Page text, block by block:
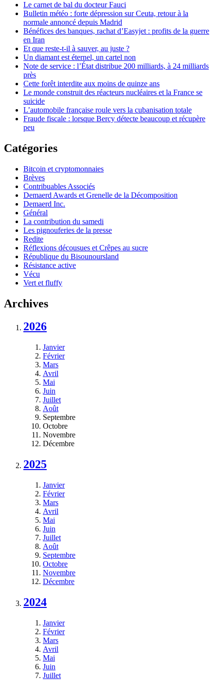
Le carnet de bal du docteur Fauci
Bulletin météo : forte dépression sur Ceuta, retour à la
normale annoncé depuis Madrid
Bénéfices des banques, rachat d’Easyjet : profits de la guerre
en Iran
Et que reste-t-il à sauver, au juste ?
Un diamant est éternel, un cartel non
Note de service : l’État distribue 200 milliards, à 24 milliards
près
Cette forêt interdite aux moins de quinze ans
Le monde construit des réacteurs nucléaires et la France se
suicide
L’automobile française roule vers la cubanisation totale
Fraude fiscale : lorsque Bercy détecte beaucoup et récupère
peu
Catégories
Bitcoin et cryptomonnaies
Brèves
Contribuables Associés
Demaerd Awards et Grenelle de la Décomposition
Demaerd Inc.
Général
La contribution du samedi
Les pignouferies de la presse
Redite
Réflexions décousues et Crêpes au sucre
République du Bisounoursland
Résistance active
Vécu
Vert et fluffy
Archives
2026
Janvier
Février
Mars
Avril
Mai
Juin
Juillet
Août
Septembre
Octobre
Novembre
Décembre
2025
Janvier
Février
Mars
Avril
Mai
Juin
Juillet
Août
Septembre
Octobre
Novembre
Décembre
2024
Janvier
Février
Mars
Avril
Mai
Juin
Juillet